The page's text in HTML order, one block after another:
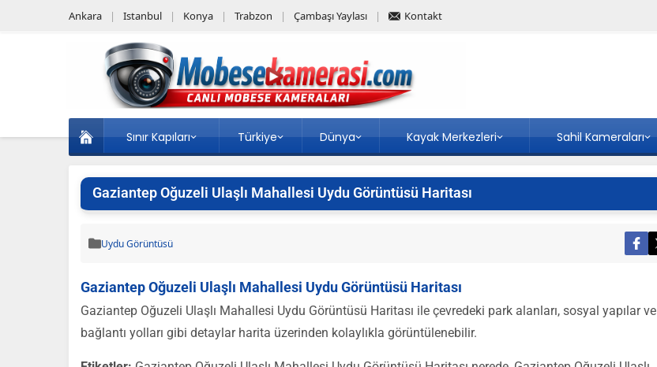
Ankara Istanbul Konya Trabzon Çambaşı Yaylası Kontakt
Sınır Kapıları Türkiye Dünya Kayak Merkezleri Sahil Kameraları
Gaziantep Oğuzeli Ulaşlı Mahallesi Uydu Görüntüsü Haritası
Uydu Görüntüsü
Gaziantep Oğuzeli Ulaşlı Mahallesi Uydu Görüntüsü Haritası
Gaziantep Oğuzeli Ulaşlı Mahallesi Uydu Görüntüsü Haritası ile çevredeki park alanları, sosyal yapılar ve
bağlantı yolları gibi detaylar harita üzerinden kolaylıkla görüntülenebilir.